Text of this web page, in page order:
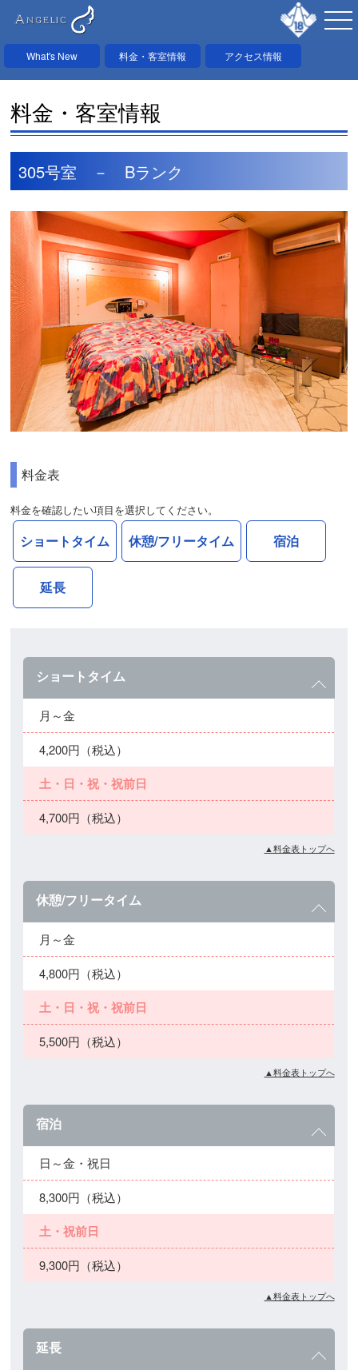
What's New 料金・客室情報 アクセス情報
料金・客室情報
305号室 － Bランク
料金表
料金を確認したい項目を選択してください。
ショートタイム 休憩/フリータイム 宿泊
延長
ショートタイム
月～金
4,200円（税込）
土・日・祝・祝前日
4,700円（税込）
▲料金表トップへ
休憩/フリータイム
月～金
4,800円（税込）
土・日・祝・祝前日
5,500円（税込）
▲料金表トップへ
宿泊
日～金・祝日
8,300円（税込）
土・祝前日
9,300円（税込）
▲料金表トップへ
延長